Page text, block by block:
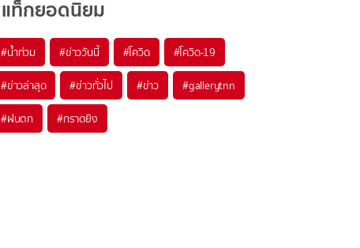
แท็กยอดนิยม
#น้ำท่วม #ข่าววันนี้ #โควิด #โควิด-19
#ข่าวล่าสุด #ข่าวทั่วไป #ข่าว #gallerytnn
#ฝนตก #กราดยิง